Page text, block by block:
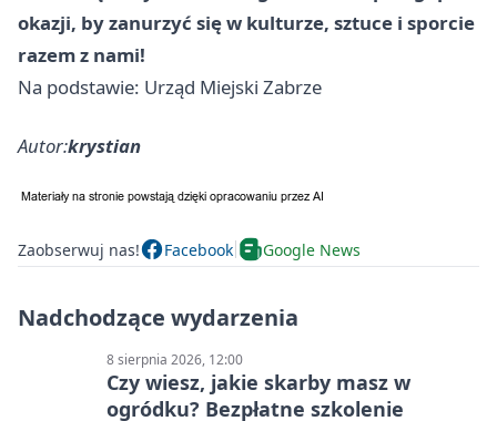
okazji, by zanurzyć się w kulturze, sztuce i sporcie
razem z nami!
Na podstawie: Urząd Miejski Zabrze
Autor:krystian
Zaobserwuj nas! Facebook Google News
Nadchodzące wydarzenia
8 sierpnia 2026, 12:00
Czy wiesz, jakie skarby masz w
ogródku? Bezpłatne szkolenie